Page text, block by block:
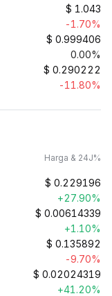
$ 1.043
-1.70%
$ 0.999406
0.00%
$ 0.290222
-11.80%
Harga & 24J%
$ 0.229196
+27.90%
$ 0.00614339
+1.10%
$ 0.135892
-9.70%
$ 0.02024319
+41.20%